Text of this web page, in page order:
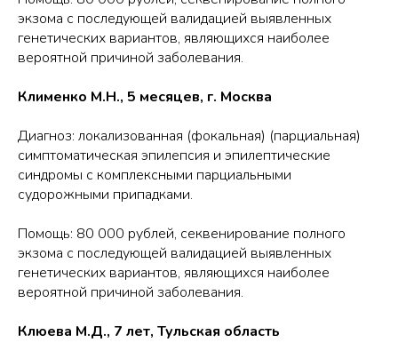
экзома с последующей валидацией выявленных
генетических вариантов, являющихся наиболее
вероятной причиной заболевания.
Клименко М.Н., 5 месяцев, г. Москва
Диагноз: локализованная (фокальная) (парциальная)
симптоматическая эпилепсия и эпилептические
синдромы с комплексными парциальными
судорожными припадками.
Помощь: 80 000 рублей, секвенирование полного
экзома с последующей валидацией выявленных
генетических вариантов, являющихся наиболее
вероятной причиной заболевания.
Клюева М.Д., 7 лет, Тульская область